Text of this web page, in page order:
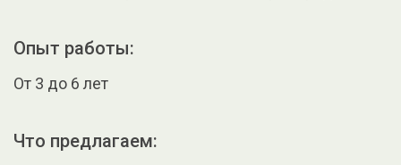
Опыт работы:
От 3 до 6 лет
Что предлагаем: